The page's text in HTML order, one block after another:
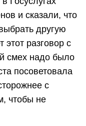
и сказали, что
другую
этот разговор с
смех надо было
посоветовала
с
чтобы не